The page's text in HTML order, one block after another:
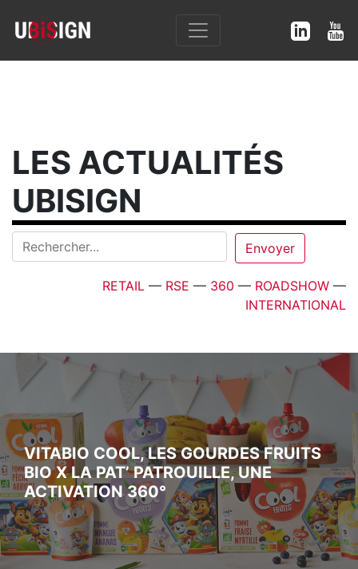
LES ACTUALITÉS
UBISIGN
RETAIL — RSE — 360 — ROADSHOW —
INTERNATIONAL
VITABIO COOL, LES GOURDES FRUITS
BIO X LA PAT’ PATROUILLE, UNE
ACTIVATION 360°